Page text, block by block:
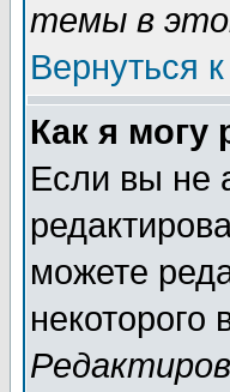
темы в
Вернуться
Как я могу
Если вы не
можете